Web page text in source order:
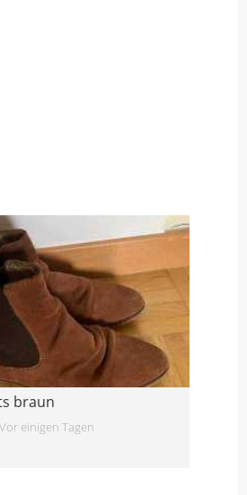
braun
Vor einigen Tagen